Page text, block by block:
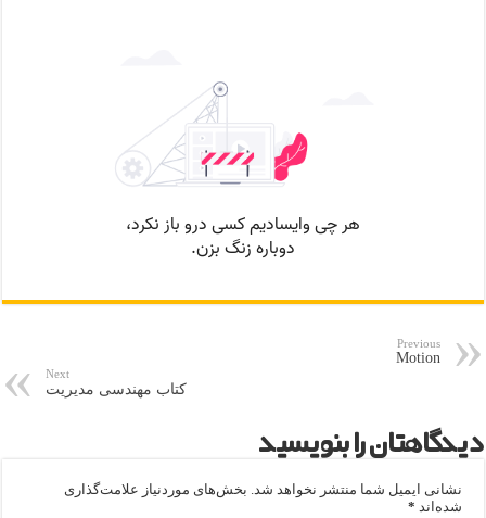
Previous
Motion
Next
کتاب مهندسی مدیریت
دیدگاهتان را بنویسید
نشانی ایمیل شما منتشر نخواهد شد. بخش‌های موردنیاز علامت‌گذاری
شده‌اند *